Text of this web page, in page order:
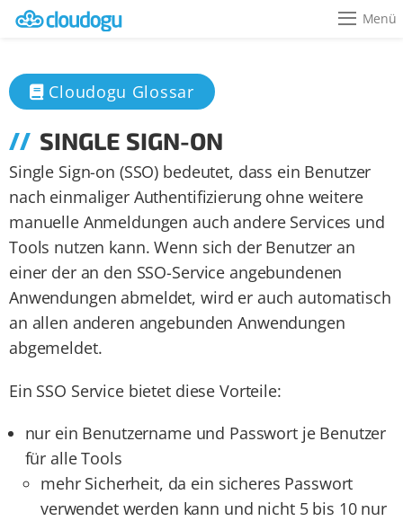
Menü
Cloudogu Glossar
SINGLE SIGN-ON
Single Sign-on (SSO) bedeutet, dass ein Benutzer
nach einmaliger Authentifizierung ohne weitere
manuelle Anmeldungen auch andere Services und
Tools nutzen kann. Wenn sich der Benutzer an
einer der an den SSO-Service angebundenen
Anwendungen abmeldet, wird er auch automatisch
an allen anderen angebunden Anwendungen
abgemeldet.
Ein SSO Service bietet diese Vorteile:
nur ein Benutzername und Passwort je Benutzer
für alle Tools
mehr Sicherheit, da ein sicheres Passwort
verwendet werden kann und nicht 5 bis 10 nur